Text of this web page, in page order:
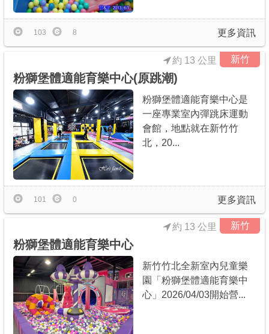
更多資訊
103 8
新竹
約 13 公里
粉獅堡體適能育樂中心(原跳潮)
粉獅堡體適能育樂中心是
一座專業室內彈跳床運動
會館，地點就在新竹竹
北，20...
更多資訊
101 0
新竹
約 13 公里
粉獅堡體適能育樂中心
新竹竹北全新室內兒童樂
園「粉獅堡體適能育樂中
心」2026/04/03開始營...